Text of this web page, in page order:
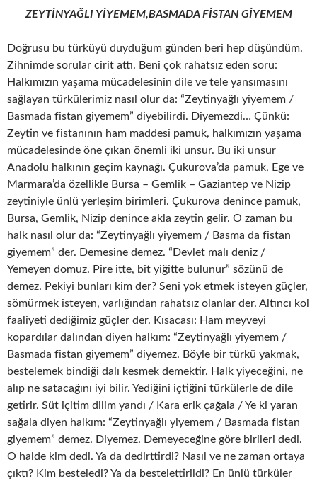
ZEYTİNYAĞLI YİYEMEM,BASMADA FİSTAN GİYEMEM
Doğrusu bu türküyü duyduğum günden beri hep düşündüm.
Zihnimde sorular cirit attı. Beni çok rahatsız eden soru:
Halkımızın yaşama mücadelesinin dile ve tele yansımasını
sağlayan türkülerimiz nasıl olur da: “Zeytinyağlı yiyemem /
Basmada fistan giyemem” diyebilirdi. Diyemezdi… Çünkü:
Zeytin ve fistanının ham maddesi pamuk, halkımızın yaşama
mücadelesinde öne çıkan önemli iki unsur. Bu iki unsur
Anadolu halkının geçim kaynağı. Çukurova’da pamuk, Ege ve
Marmara’da özellikle Bursa – Gemlik – Gaziantep ve Nizip
zeytiniyle ünlü yerleşim birimleri. Çukurova denince pamuk,
Bursa, Gemlik, Nizip denince akla zeytin gelir. O zaman bu
halk nasıl olur da: “Zeytinyağlı yiyemem / Basma da fistan
giyemem” der. Demesine demez. “Devlet malı deniz /
Yemeyen domuz. Pire itte, bit yiğitte bulunur” sözünü de
demez. Pekiyi bunları kim der? Seni yok etmek isteyen güçler,
sömürmek isteyen, varlığından rahatsız olanlar der. Altıncı kol
faaliyeti dediğimiz güçler der. Kısacası: Ham meyveyi
kopardılar dalından diyen halkım: “Zeytinyağlı yiyemem /
Basmada fistan giyemem” diyemez. Böyle bir türkü yakmak,
bestelemek bindiği dalı kesmek demektir. Halk yiyeceğini, ne
alıp ne satacağını iyi bilir. Yediğini içtiğini türkülerle de dile
getirir. Süt içitim dilim yandı / Kara erik çağala / Ye ki yaran
sağala diyen halkım: “Zeytinyağlı yiyemem / Basmada fistan
giyemem” demez. Diyemez. Demeyeceğine göre birileri dedi.
O halde kim dedi. Ya da dedirttirdi? Nasıl ve ne zaman ortaya
çıktı? Kim besteledi? Ya da bestelettirildi? En ünlü türküler